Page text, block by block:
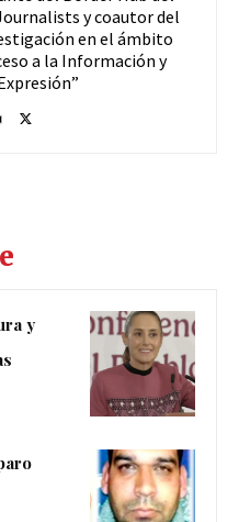
y coautor del
en el ámbito
a la Información y
y